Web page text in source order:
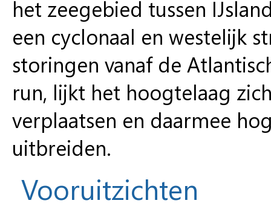
het zeegebied tussen
een cyclonaal en westelijk
storingen vanaf de
run, lijkt het hoogtelaag
verplaatsen en daarmee
uitbreiden.
Vooruitzichten